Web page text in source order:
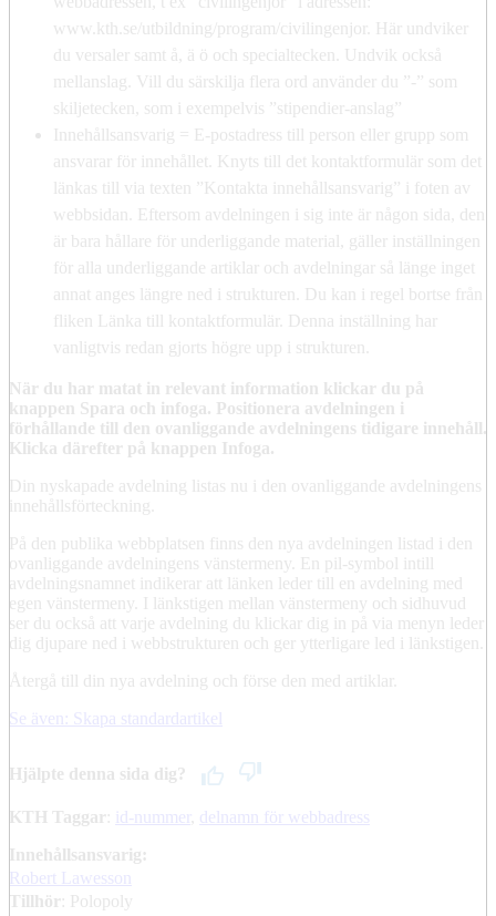
www.kth.se/utbildning/program/civilingenjor. Här undviker
du versaler samt å, ä ö och specialtecken. Undvik också
mellanslag. Vill du särskilja flera ord använder du ”-” som
skiljetecken, som i exempelvis ”stipendier-anslag”
Innehållsansvarig = E-postadress till person eller grupp som
ansvarar för innehållet. Knyts till det kontaktformulär som det
länkas till via texten ”Kontakta innehållsansvarig” i foten av
webbsidan. Eftersom avdelningen i sig inte är någon sida, den
är bara hållare för underliggande material, gäller inställningen
för alla underliggande artiklar och avdelningar så länge inget
annat anges längre ned i strukturen. Du kan i regel bortse från
fliken Länka till kontaktformulär. Denna inställning har
vanligtvis redan gjorts högre upp i strukturen.
När du har matat in relevant information klickar du på
knappen Spara och infoga. Positionera avdelningen i
förhållande till den ovanliggande avdelningens tidigare innehåll.
Klicka därefter på knappen Infoga.
Din nyskapade avdelning listas nu i den ovanliggande avdelningens
innehållsförteckning.
På den publika webbplatsen finns den nya avdelningen listad i den
ovanliggande avdelningens vänstermeny. En pil-symbol intill
avdelningsnamnet indikerar att länken leder till en avdelning med
egen vänstermeny. I länkstigen mellan vänstermeny och sidhuvud
ser du också att varje avdelning du klickar dig in på via menyn leder
dig djupare ned i webbstrukturen och ger ytterligare led i länkstigen.
Återgå till din nya avdelning och förse den med artiklar.
Se även: Skapa standardartikel
Hjälpte denna sida dig?
KTH Taggar id-nummer
delnamn för webbadress
Innehållsansvarig:
Robert Lawesson
Tillhör
: Polopoly